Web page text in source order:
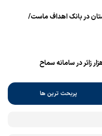
در بانک اهداف ماست/
پربحث ترین ها